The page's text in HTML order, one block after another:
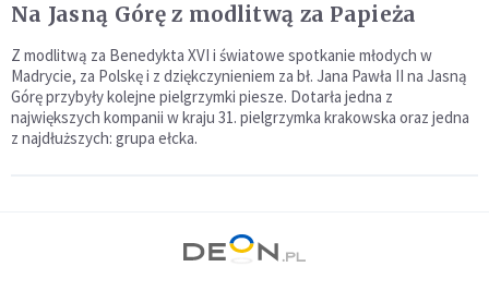
Na Jasną Górę z modlitwą za Papieża
Z modlitwą za Benedykta XVI i światowe spotkanie młodych w
Madrycie, za Polskę i z dziękczynieniem za bł. Jana Pawła II na Jasną
Górę przybyły kolejne pielgrzymki piesze. Dotarła jedna z
największych kompanii w kraju 31. pielgrzymka krakowska oraz jedna
z najdłuższych: grupa ełcka.